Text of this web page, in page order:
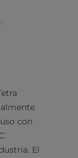
con
El